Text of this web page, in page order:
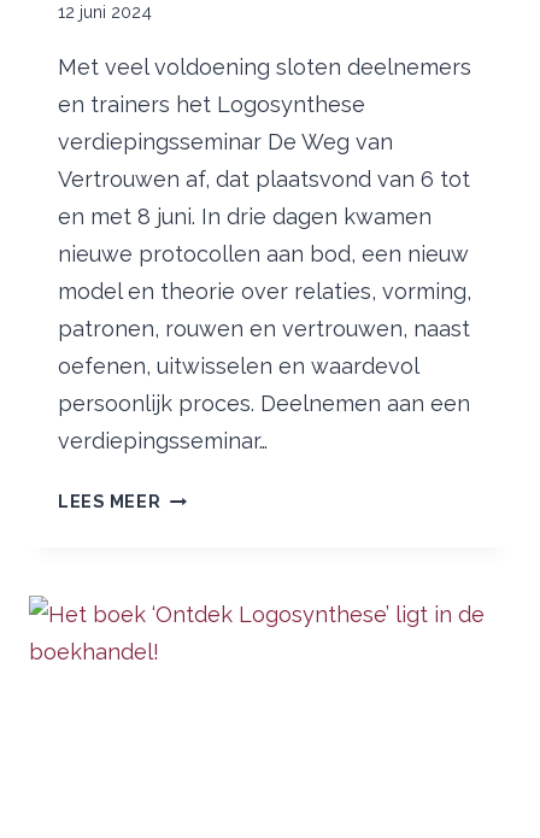
12 juni 2024
Met veel voldoening sloten deelnemers
en trainers het Logosynthese
verdiepingsseminar De Weg van
Vertrouwen af, dat plaatsvond van 6 tot
en met 8 juni. In drie dagen kwamen
nieuwe protocollen aan bod, een nieuw
model en theorie over relaties, vorming,
patronen, rouwen en vertrouwen, naast
oefenen, uitwisselen en waardevol
persoonlijk proces. Deelnemen aan een
verdiepingsseminar…
LEES MEER VERDIEPINGSSEMINAR
VERTROUWEN